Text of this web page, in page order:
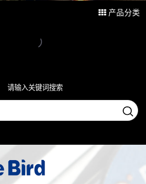
产品分类

请输入关键词搜索